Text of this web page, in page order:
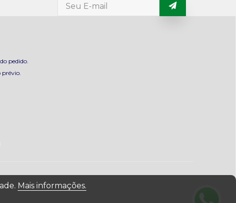
Mais informações.
pedido.
prévio.